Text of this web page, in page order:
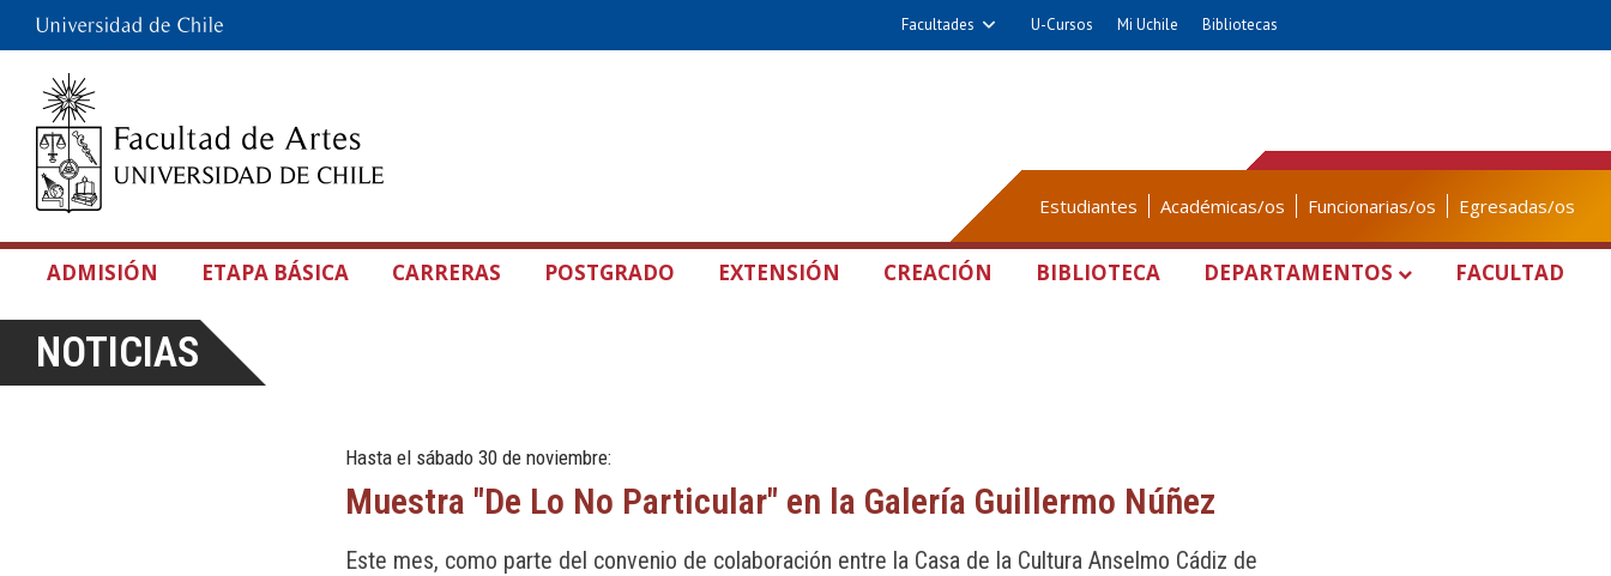
Facultades U-Cursos Mi Uchile Bibliotecas
Estudiantes Académicas/os Funcionarias/os Egresadas/os
ADMISIÓN ETAPA BÁSICA CARRERAS POSTGRADO EXTENSIÓN CREACIÓN BIBLIOTECA DEPARTAMENTOS FACULTAD
NOTICIAS
Hasta el sábado 30 de noviembre:
Muestra "De Lo No Particular" en la Galería Guillermo Núñez
Este mes, como parte del convenio de colaboración entre la Casa de la Cultura Anselmo Cádiz de